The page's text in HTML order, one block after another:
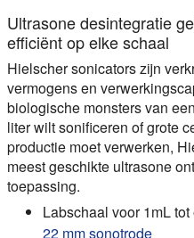
Ultrasone desintegratie
efficiënt op elke schaal
Hielscher sonicators zijn
vermogens en
biologische monsters van
liter wilt sonificeren of grote
productie moet verwerken,
meest geschikte ultrasone
toepassing.
Labschaal voor 1mL
22 mm sonotrode